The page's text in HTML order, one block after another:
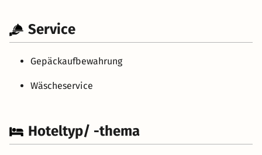
Service
Gepäckaufbewahrung
Wäscheservice
Hoteltyp/ -thema